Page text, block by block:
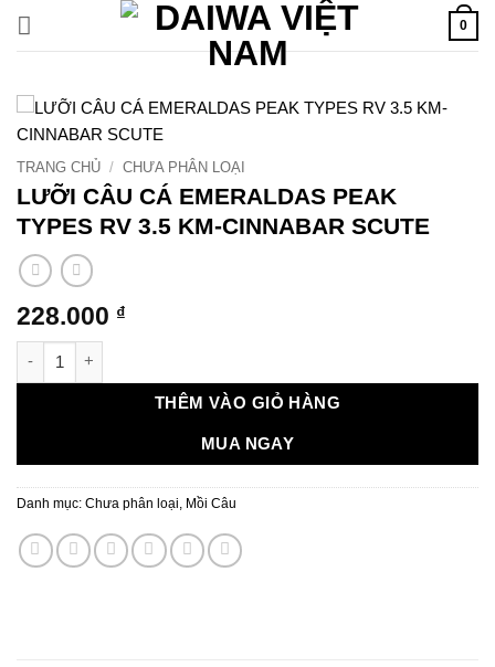
qua
dung
0
TRANG CHỦ / CHƯA PHÂN LOẠI
LƯỠI CÂU CÁ EMERALDAS PEAK
TYPES RV 3.5 KM-CINNABAR SCUTE
228.000 ₫
THÊM VÀO GIỎ HÀNG
MUA NGAY
Danh mục: Chưa phân loại Mồi Câu